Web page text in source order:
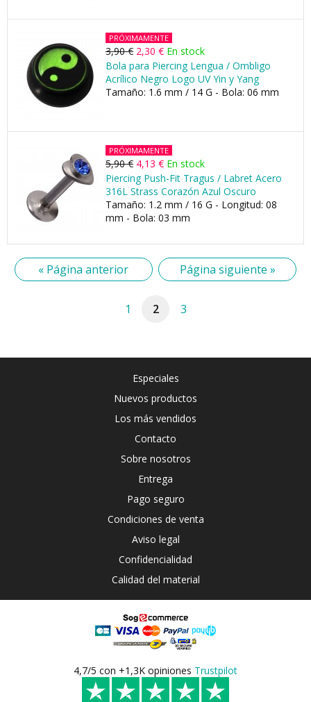
PRÓXIMAMENTE
3,90 € 2,30 € En stock
Bola para Piercing Lengua / Ombligo
Acrílico Negro Logo UV Yin y Yang
Tamaño: 1.6 mm / 14 G - Bola: 06 mm
PRÓXIMAMENTE
5,90 € 4,13 € En stock
Piercing Push-Fit Tragus / Labret Acero
316L Strass Corazón Azul Oscuro
Tamaño: 1.2 mm / 16 G - Longitud: 08
mm - Bola: 03 mm
« Página anterior Página siguiente »
1 2 3
Especiales
Nuevos productos
Los más vendidos
Contacto
Sobre nosotros
Entrega
Pago seguro
Condiciones de venta
Aviso legal
Confidencialidad
Calidad del material
4,7/5 con +1,3K opiniones Trustpilot